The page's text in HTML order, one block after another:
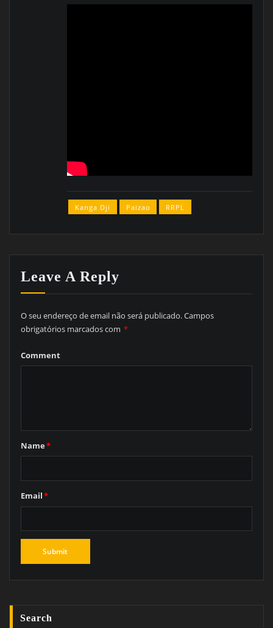
Kanga Dji Paizao RRPL
Leave A Reply
O seu endereço de email não será publicado.Campos
obrigatórios marcados com *
Comment
Name*
Email*
Search